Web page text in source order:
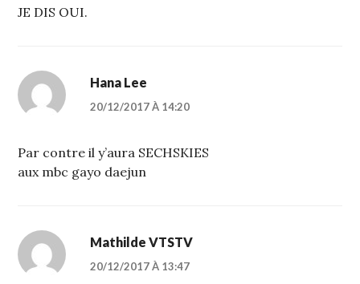
JE DIS OUI.
Hana Lee
20/12/2017 À 14:20
Par contre il y’aura SECHSKIES
aux mbc gayo daejun
Mathilde VTSTV
20/12/2017 À 13:47